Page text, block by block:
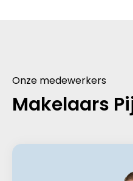
Onze medewerkers
Makelaars